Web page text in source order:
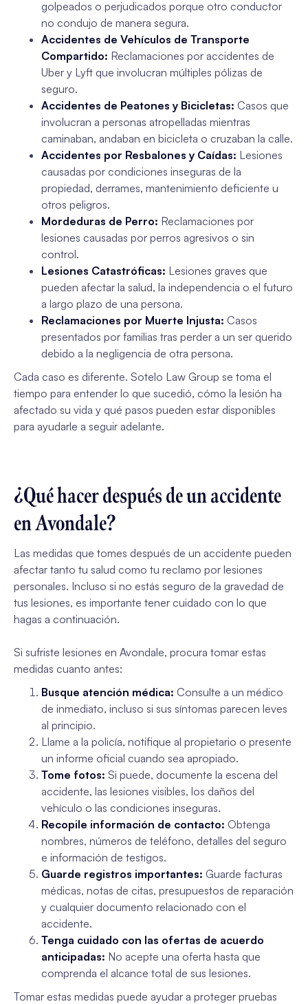
golpeados o perjudicados porque otro conductor
no condujo de manera segura.
Accidentes de Vehículos de Transporte
Compartido: Reclamaciones por accidentes de
Uber y Lyft que involucran múltiples pólizas de
seguro.
Accidentes de Peatones y Bicicletas: Casos que
involucran a personas atropelladas mientras
caminaban, andaban en bicicleta o cruzaban la calle.
Accidentes por Resbalones y Caídas: Lesiones
causadas por condiciones inseguras de la
propiedad, derrames, mantenimiento deficiente u
otros peligros.
Mordeduras de Perro: Reclamaciones por
lesiones causadas por perros agresivos o sin
control.
Lesiones Catastróficas: Lesiones graves que
pueden afectar la salud, la independencia o el futuro
a largo plazo de una persona.
Reclamaciones por Muerte Injusta: Casos
presentados por familias tras perder a un ser querido
debido a la negligencia de otra persona.
Cada caso es diferente. Sotelo Law Group se toma el
tiempo para entender lo que sucedió, cómo la lesión ha
afectado su vida y qué pasos pueden estar disponibles
para ayudarle a seguir adelante.
¿Qué hacer después de un accidente
en Avondale?
Las medidas que tomes después de un accidente pueden
afectar tanto tu salud como tu reclamo por lesiones
personales. Incluso si no estás seguro de la gravedad de
tus lesiones, es importante tener cuidado con lo que
hagas a continuación.
Si sufriste lesiones en Avondale, procura tomar estas
medidas cuanto antes:
Busque atención médica: Consulte a un médico
de inmediato, incluso si sus síntomas parecen leves
al principio.
Llame a la policía, notifique al propietario o presente
un informe oficial cuando sea apropiado.
Tome fotos: Si puede, documente la escena del
accidente, las lesiones visibles, los daños del
vehículo o las condiciones inseguras.
Recopile información de contacto: Obtenga
nombres, números de teléfono, detalles del seguro
e información de testigos.
Guarde registros importantes: Guarde facturas
médicas, notas de citas, presupuestos de reparación
y cualquier documento relacionado con el
accidente.
Tenga cuidado con las ofertas de acuerdo
anticipadas: No acepte una oferta hasta que
comprenda el alcance total de sus lesiones.
Tomar estas medidas puede ayudar a proteger pruebas